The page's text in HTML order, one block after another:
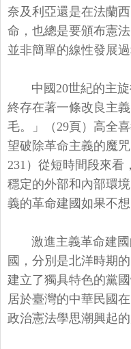
奈及利亞還是在法蘭西
命，也總是要頒布憲法
並非簡單的線性發展
中國20世紀的主
終存在著一條改良主
毛。」（29頁） 高全
望破除革命主義的魔咒
231）從短時間段來看
穩定的外部和內部環境
義的革命建國如果不
激進主義革命建
國， 分別是北洋時期的
建立了獨具特色的黨國
居於臺灣的中華民國
政治憲法學思潮興起